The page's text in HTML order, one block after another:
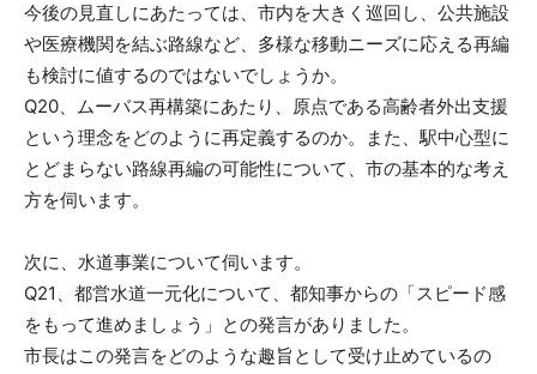
今後の見直しにあたっては、市内を大きく巡回し、公共施設
や医療機関を結ぶ路線など、多様な移動ニーズに応える再編
も検討に値するのではないでしょうか。
Q20、ムーバス再構築にあたり、原点である高齢者外出支援
という理念をどのように再定義するのか。また、駅中心型に
とどまらない路線再編の可能性について、市の基本的な考え
方を伺います。
次に、水道事業について伺います。
Q21、都営水道一元化について、都知事からの「スピード感
をもって進めましょう」との発言がありました。
市長はこの発言をどのような趣旨として受け止めているの